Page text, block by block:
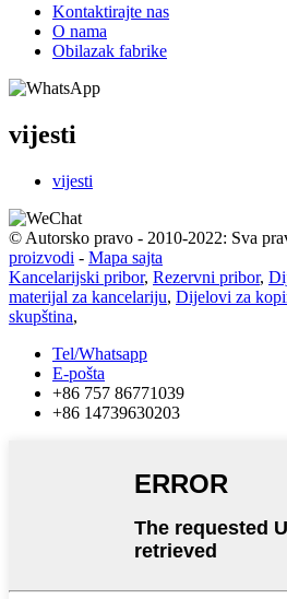
Kontaktirajte nas
O nama
Obilazak fabrike
vijesti
vijesti
© Autorsko pravo - 2010-2022: Sva
proizvodi - Mapa sajta
Kancelarijski pribor, Rezervni pribor,
materijal za kancelariju, Dijelovi za
skupština,
Tel/Whatsapp
E-pošta
+86 757 86771039
+86 14739630203